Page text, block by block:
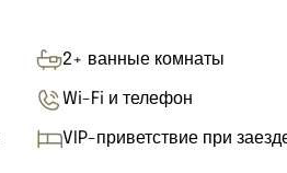
2+ ванные комнаты
Wi-Fi и телефон
VIP-приветствие при